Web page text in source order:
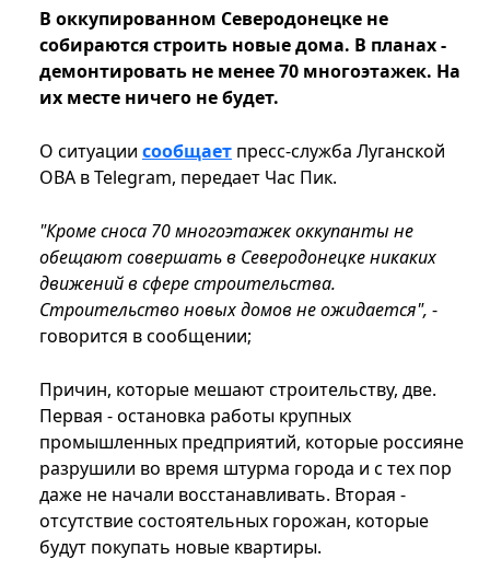
В оккупированном Северодонецке не
собираются строить новые дома. В планах -
демонтировать не менее 70 многоэтажек. На
их месте ничего не будет.
О ситуации сообщает пресс-служба Луганской
ОВА в Telegram, передает Час Пик.
"Кроме сноса 70 многоэтажек оккупанты не
обещают совершать в Северодонецке никаких
движений в сфере строительства.
Строительство новых домов не ожидается", -
говорится в сообщении;
Причин, которые мешают строительству, две.
Первая - остановка работы крупных
промышленных предприятий, которые россияне
разрушили во время штурма города и с тех пор
даже не начали восстанавливать. Вторая -
отсутствие состоятельных горожан, которые
будут покупать новые квартиры.